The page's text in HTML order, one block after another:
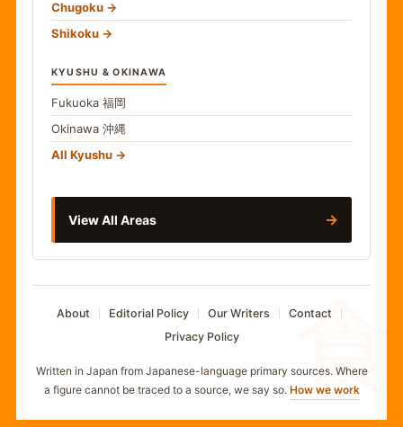
食
Chugoku
Shikoku
KYUSHU & OKINAWA
Fukuoka 福岡
Okinawa 沖縄
All Kyushu
View All Areas →
About Editorial Policy Our Writers
Contact
Privacy Policy
Written in Japan from Japanese-language primary sources. Where
a figure cannot be traced to a source, we say so. How we work